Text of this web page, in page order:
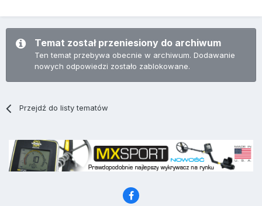
Temat został przeniesiony do archiwum
Ten temat przebywa obecnie w archiwum. Dodawanie
nowych odpowiedzi zostało zablokowane.
Przejdź do listy tematów